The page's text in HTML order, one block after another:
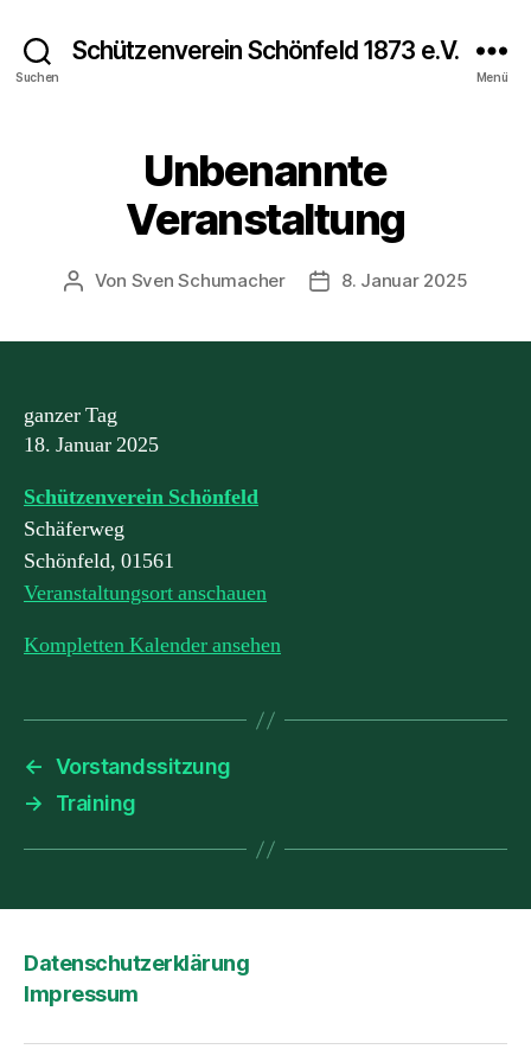
Suchen
Schützenverein Schönfeld 1873 e.V.
Menü
Unbenannte
Veranstaltung
Beitragsautor
Von Sven Schumacher Beitragsdatum
8. Januar 2025
Unbenannte
Veranstaltung
ganzer Tag
18. Januar 2025
Schützenverein Schönfeld
Schäferweg
Schönfeld, 01561
Veranstaltungsort anschauen
Kompletten Kalender ansehen
← Vorstandssitzung
→
Training
Datenschutzerklärung
Impressum